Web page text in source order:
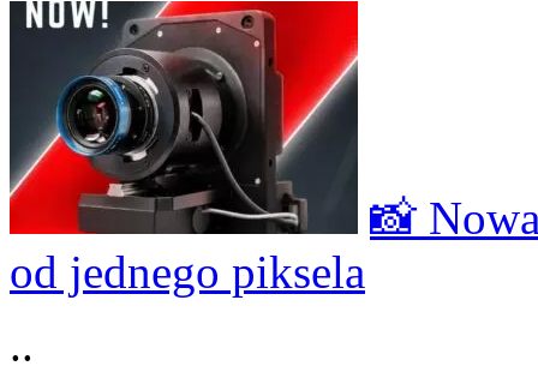
📸
od jednego piksela
..